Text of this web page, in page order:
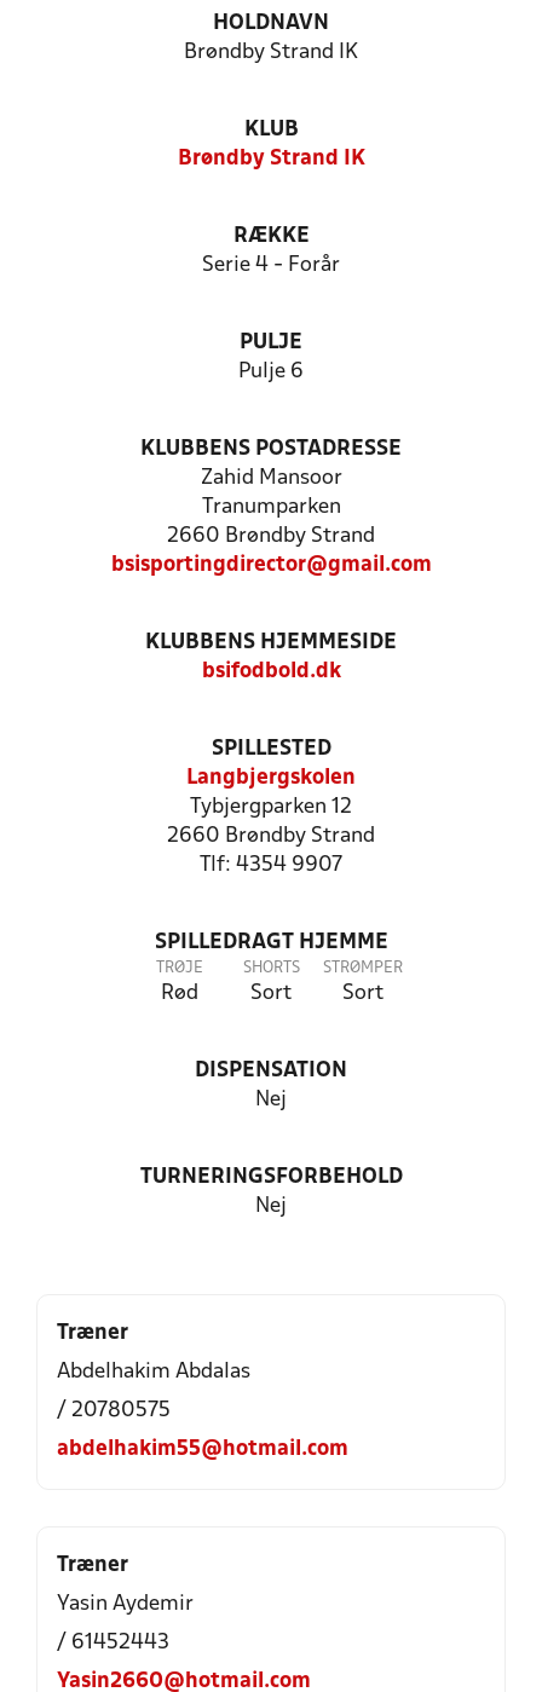
HOLDNAVN
Brøndby Strand IK
KLUB
Brøndby Strand IK
RÆKKE
Serie 4 - Forår
PULJE
Pulje 6
KLUBBENS POSTADRESSE
Zahid Mansoor
Tranumparken
2660 Brøndby Strand
bsisportingdirector@gmail.com
KLUBBENS HJEMMESIDE
bsifodbold.dk
SPILLESTED
Langbjergskolen
Tybjergparken 12
2660 Brøndby Strand
Tlf: 4354 9907
SPILLEDRAGT HJEMME
TRØJE
Rød
SHORTS
Sort
STRØMPER
Sort
DISPENSATION
Nej
TURNERINGSFORBEHOLD
Nej
Træner
Abdelhakim Abdalas
/ 20780575
abdelhakim55@hotmail.com
Træner
Yasin Aydemir
/ 61452443
Yasin2660@hotmail.com